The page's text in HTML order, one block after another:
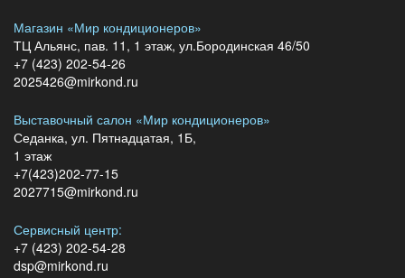
Магазин «Мир кондиционеров»
ТЦ Альянс, пав. 11, 1 этаж, ул.Бородинская 46/50
+7 (423) 202-54-26
2025426@mirkond.ru
Выставочный салон «Мир кондиционеров»
Седанка, ул. Пятнадцатая, 1Б,
1 этаж
+7(423)202-77-15
2027715@mirkond.ru
Сервисный центр:
+7 (423) 202-54-28
dsp@mirkond.ru